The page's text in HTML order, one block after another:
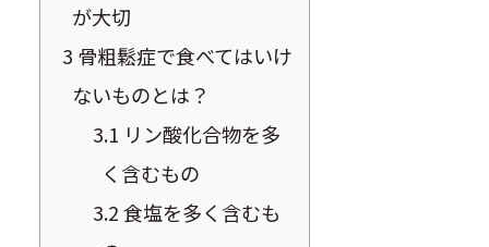
が大切
3 骨粗鬆症で食べてはいけ
ないものとは？
3.1 リン酸化合物を多
く含むもの
3.2食塩を多く含むも